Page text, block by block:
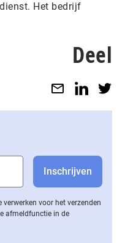
Het bedrijf
Deel
voor het verzenden
af­meld­func­tie in de